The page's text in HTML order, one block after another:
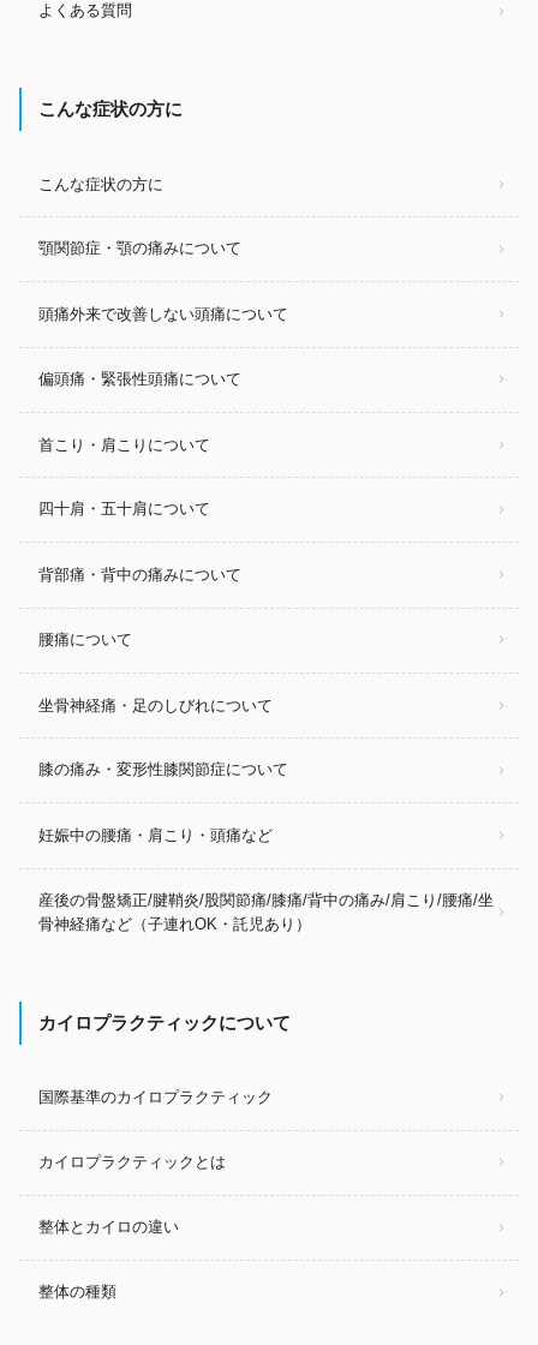
よくある質問
こんな症状の方に
こんな症状の方に
顎関節症・顎の痛みについて
頭痛外来で改善しない頭痛について
偏頭痛・緊張性頭痛について
首こり・肩こりについて
四十肩・五十肩について
背部痛・背中の痛みについて
腰痛について
坐骨神経痛・足のしびれについて
膝の痛み・変形性膝関節症について
妊娠中の腰痛・肩こり・頭痛など
産後の骨盤矯正/腱鞘炎/股関節痛/膝痛/背中の痛み/肩こり/腰痛/坐
骨神経痛など（子連れOK・託児あり）
カイロプラクティックについて
国際基準のカイロプラクティック
カイロプラクティックとは
整体とカイロの違い
整体の種類